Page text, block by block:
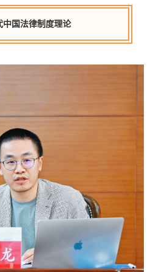
中国法律制度理论